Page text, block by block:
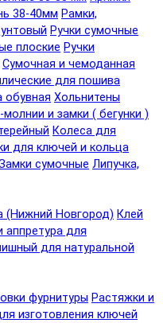
38-40мм Рамки,
Ручки сумочные
плоские Ручки
Сумочная и чемоданная
для пошива
обувная Хольнитены
и замки ( бегунки )
Колеса для
для ключей и кольца
сумочные Липучка,
(Нижний Новгород) Клей
аппретура для
для натуральной
фурнитуры Растяжки и
изготовления ключей